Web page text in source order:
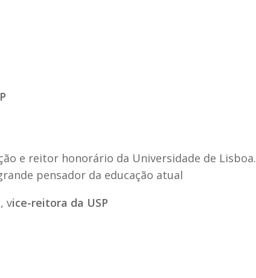
e reitor honorário da Universidade de Lisboa.
pensador da educação atual
vice-reitora da USP